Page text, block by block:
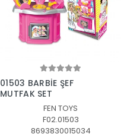
Sepete Ekle
01503 BARBİE ŞEF
MUTFAK SET
FEN TOYS
F02.01503
8693830015034